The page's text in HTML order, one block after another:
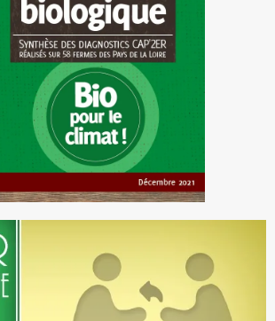
en Pays de la Loire, grâce à
Cette étude rappelle
l’agriculture a des leviers à
pour participer de
manière significative à
l’atteinte des objectifs
visant à réduire les
de GES de 40 % en
2030 Cordialement.